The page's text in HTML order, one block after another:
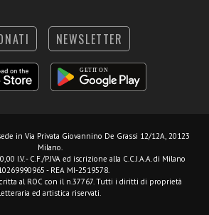
NEWSLETTER
in Via Privata Giovannino De Grassi 12/12A, 20123
Milano.
I.V. - C.F./P.IVA ed iscrizione alla C.C.I.A.A. di Milano
- REA MI-2519578.
al ROC con il n.37767. Tutti i diritti di proprietà
letteraria ed artistica riservati.